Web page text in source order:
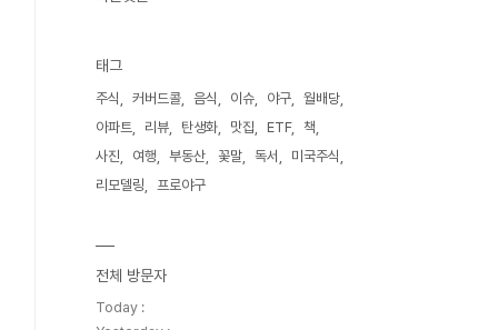
태그
주식 커버드콜 음식 이슈 야구
월배당
아파트
리뷰 탄생화 맛집 ETF
책
사진
여행 부동산 꽃말 독서
미국주식
리모델링
프로야구
전체 방문자
Today :